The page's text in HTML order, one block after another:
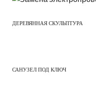
ДЕРЕВЯННАЯ СКУЛЬПТУРА
САНУЗЕЛ ПОД КЛЮЧ